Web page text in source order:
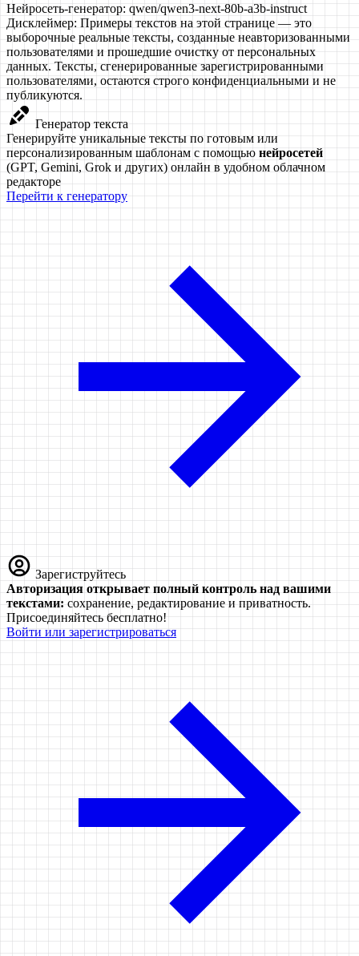
Нейросеть-генератор: qwen/qwen3-next-80b-a3b-instruct
Дисклеймер: Примеры текстов на этой странице — это
выборочные реальные тексты, созданные неавторизованными
пользователями и прошедшие очистку от персональных
данных. Тексты, сгенерированные зарегистрированными
пользователями, остаются строго конфиденциальными и не
публикуются.
Генератор текста
Генерируйте уникальные тексты по готовым или
персонализированным шаблонам с помощью нейросетей
(GPT, Gemini, Grok и других) онлайн в удобном облачном
редакторе
Перейти к генератору
Зарегиструйтесь
Авторизация открывает полный контроль над вашими
текстами: сохранение, редактирование и приватность.
Присоединяйтесь бесплатно!
Войти или зарегистрироваться